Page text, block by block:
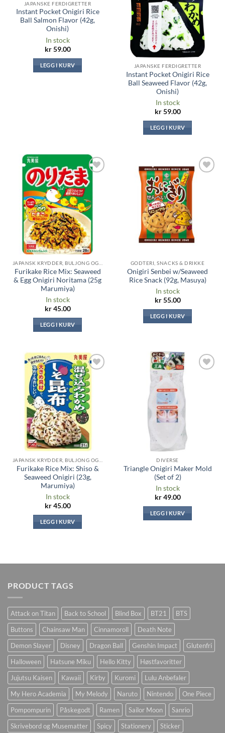
JAPANSKE FERDIGRETTER
Instant Pocket Onigiri Rice
Ball Salmon Flavor (42g,
Onishi)
In stock
kr59.00
LEGG I KURV JAPANSKE FERDIGRETTER
Instant Pocket Onigiri Rice
Ball Seaweed Flavor (42g,
Onishi)
In stock
kr59.00
LEGG I KURV
Legg til i
ønskeliste
Furikake Rice Mix: Seaweed
& Egg Onigiri Noritama (25g
Marumiya)
In stock
kr45.00
LEGG I KURV
Legg til i
GODTERI, SNACKS & DRIKKE
Onigiri Senbei w/Seaweed
Rice Snack (92g, Masuya)
In stock
kr55.00
LEGG I KURV
Legg til i
ønskeliste
Furikake Rice Mix: Shiso &
Seaweed Onigiri (23g,
Marumiya)
In stock
kr45.00
LEGG I KURV
DIVERSE
Triangle Onigiri Maker Mold
(Set of 2)
In stock
kr49.00
LEGG I KURV
PRODUCT TAGS
Attack on Titan Back to School Blind Box BT21
BTS
Buttons
Chainsaw Man Cinnamoroll
Death Note
Demon Slayer
Disney Dragon Ball Genshin Impact
Glutenfri
Halloween
Hatsune Miku Hello Kitty
Høstfavoritter
Jujutsu Kaisen
Kawaii Kirby Kuromi
Lulu Anbefaler
My Hero Academia
My Melody Naruto Nintendo
One Piece
Pompompurin
Påskegodt Ramen Sailor Moon
Sanrio
Skrivebord og Musematter
Spicy Stationery
Sticker